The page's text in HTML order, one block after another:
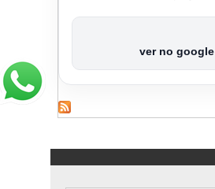
ver no google